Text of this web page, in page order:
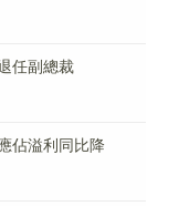
任副總裁
佔溢利同比降